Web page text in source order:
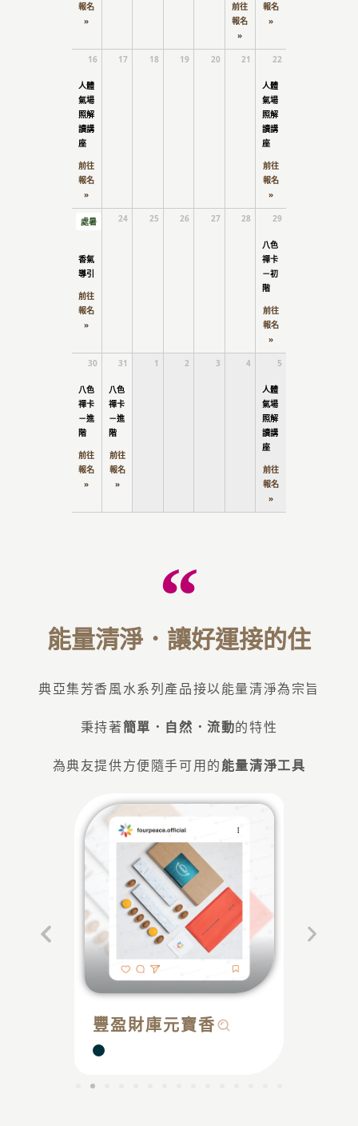
報名
»
前往
報名
»
報名
»
16
人體
氣場
照解
讀講
座
前往
報名
»
17 18 19 20 21 22
人體
氣場
照解
讀講
座
前往
報名
»
23
處暑
香氣
導引
前往
報名
»
24 25 26 27 28 29
八色
禪卡
－初
階
前往
報名
»
30
八色
禪卡
－進
階
前往
報名
»
31
八色
禪卡
－進
階
前往
報名
»
1 2 3 4 5
人體
氣場
照解
讀講
座
前往
報名
»
能量清淨．讓好運接的住
典亞集芳香風水系列產品接以能量清淨為宗旨
秉持著簡單．自然．流動的特性
為典友提供方便隨手可用的 能量清淨工具
豐盈財庫元寶香